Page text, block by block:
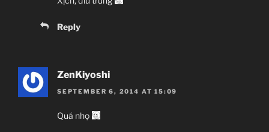
Reply
ZenKiyoshi
SEPTEMBER 6, 2014 AT 15:09
Quá nhọ